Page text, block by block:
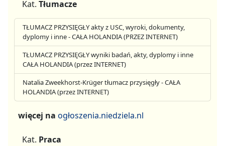
Kat. Tłumacze
TŁUMACZ PRZYSIĘGŁY akty z USC, wyroki, dokumenty,
dyplomy i inne - CAŁA HOLANDIA (PRZEZ INTERNET)
TŁUMACZ PRZYSIĘGŁY wyniki badań, akty, dyplomy i inne
CAŁA HOLANDIA (przez INTERNET)
Natalia Zweekhorst-Krüger tłumacz przysięgły - CAŁA
HOLANDIA (przez INTERNET)
więcej na ogłoszenia.niedziela.nl
Kat. Praca